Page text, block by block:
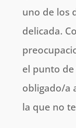
uno de los
delicada.
el punto de
obligado/a
la que no